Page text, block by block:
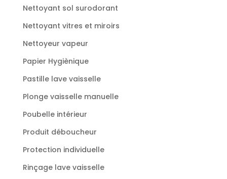
Nettoyant sol surodorant
Nettoyant vitres et miroirs
Nettoyeur vapeur
Papier Hygiènique
Pastille lave vaisselle
Plonge vaisselle manuelle
Poubelle intérieur
Produit déboucheur
Protection individuelle
Rinçage lave vaisselle